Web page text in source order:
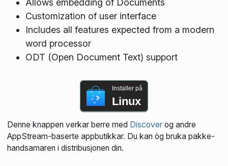
Customization of user interface
Includes all features expected from a modern
word processor
ODT (Open Document Text) support
Installer på
Linux
Denne knappen verkar berre med Discoverog andre
AppStream-baserte appbutikkar. Du kan òg bruka pakke­
handsamaren i distribusjonen din.